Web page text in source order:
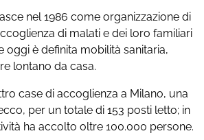
nel 1986 come organizzazione di
di malati e dei loro familiari
oggi è definita mobilità sanitaria,
lontano da casa.
case di accoglienza a Milano, una
per un totale di 153 posti letto; in
ha accolto oltre 100.000 persone.